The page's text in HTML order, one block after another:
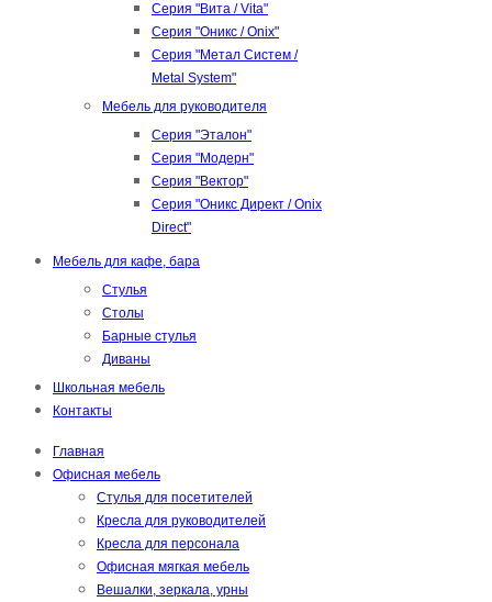
Серия "Вита / Vita"
Серия "Оникс / Onix"
Серия "Метал Систем /
Metal System"
Мебель для руководителя
Серия "Эталон"
Серия "Модерн"
Серия "Вектор"
Серия "Оникс Директ / Onix
Direct"
Мебель для кафе, бара
Стулья
Столы
Барные стулья
Диваны
Школьная мебель
Контакты
Главная
Офисная мебель
Стулья для посетителей
Кресла для руководителей
Кресла для персонала
Офисная мягкая мебель
Вешалки, зеркала, урны